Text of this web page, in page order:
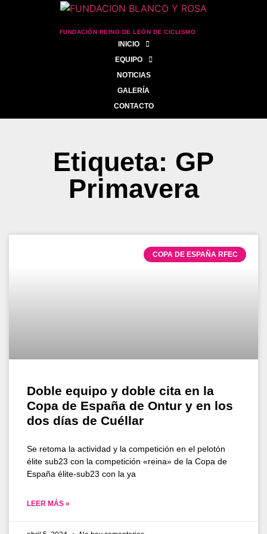
FUNDACIÓN REINO DE LEÓN DE CICLISMO
INICIO
EQUIPO
NOTICIAS
GALERÍA
CONTACTO
Etiqueta: GP
Primavera
COPA DE ESPAÑA RFEC
Doble equipo y doble cita en la
Copa de España de Ontur y en los
dos días de Cuéllar
Se retoma la actividad y la competición en el pelotón
élite sub23 con la competición «reina» de la Copa de
España élite-sub23 con la ya
LEER MÁS »